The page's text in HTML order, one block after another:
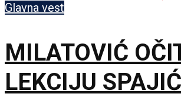
Glavna vest
MILATOVIĆ
LEKCIJU